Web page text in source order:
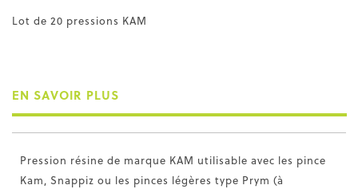
Lot de 20 pressions KAM
EN SAVOIR PLUS
Pression résine de marque KAM utilisable avec les pince
Kam, Snappiz ou les pinces légères type Prym (à